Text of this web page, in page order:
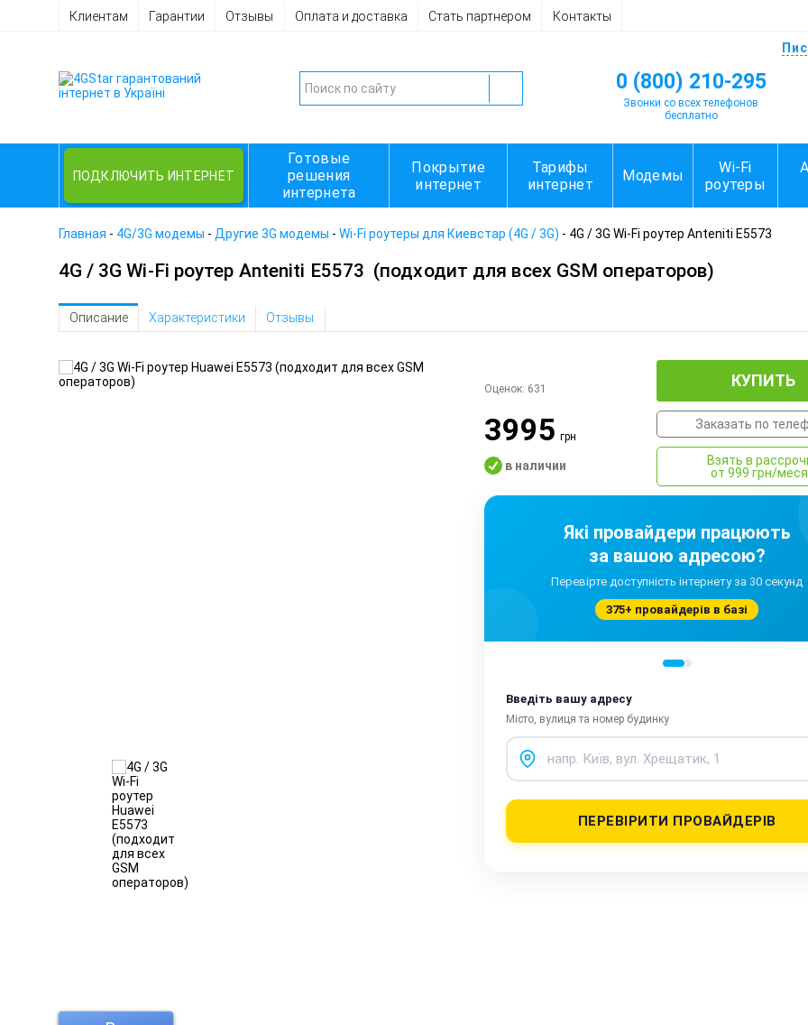
Клиентам Гарантии Отзывы Оплата и доставка Стать партнером Контакты
0 (800) 210-295
Звонки со всех телефонов
бесплатно
ПОДКЛЮЧИТЬ ИНТЕРНЕТ
Готовые
решения
интернета
Покрытие
интернет
Тарифы
интернет
Модемы
Wi-Fi
роутеры
Главная - 4G/3G модемы - Другие 3G модемы - Wi-Fi роутеры для Киевстар (4G / 3G) - 4G / 3G Wi-Fi роутер Anteniti E5573
4G / 3G Wi-Fi роутер Anteniti E5573 (подходит для всех GSM операторов)
Описание Характеристики Отзывы
Оценок: 631
3995грн
в наличии
КУПИТЬ
Заказать по
Взять в
от 999 грн/
Які провайдери працюють
за вашою адресою?
Перевірте доступність інтернету за 30 секунд
375+ провайдерів в базі
Введіть вашу адресу
Місто, вулиця та номер будинку
ПЕРЕВІРИТИ ПРОВАЙДЕРІВ